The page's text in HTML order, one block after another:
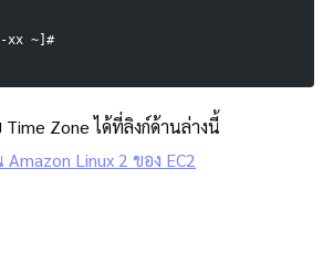
xx ~]#
Zone ได้ที่ลิงก์ด้านล่างนี้
Linux 2 ของ EC2